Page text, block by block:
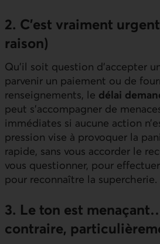
2. C’est vraiment
raison)
Qu’il soit question d’accepter
parvenir un paiement ou de
renseignements, le délai
peut s’accompagner de
immédiates si aucune action
pression vise à provoquer la
rapide, sans vous accorder le
vous questionner, pour
pour reconnaître la supercherie.
3. Le ton est
contraire,